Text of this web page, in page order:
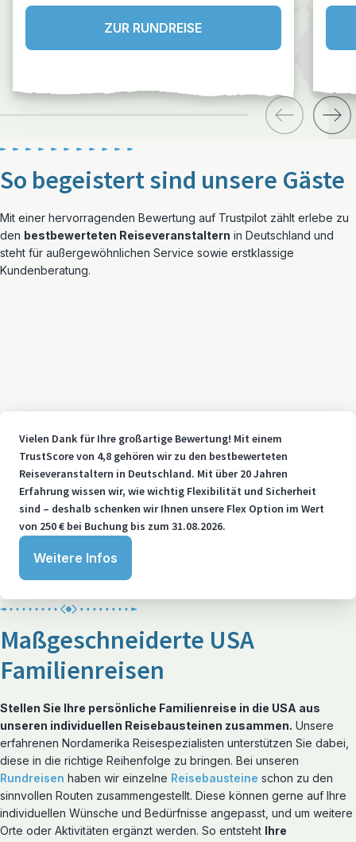
ZUR RUNDREISE
So begeistert sind unsere Gäste
Mit einer hervorragenden Bewertung auf Trustpilot zählt erlebe zu
den bestbewerteten Reiseveranstaltern in Deutschland und
steht für außergewöhnlichen Service sowie erstklassige
Kundenberatung.
Vielen Dank für Ihre großartige Bewertung! Mit einem
TrustScore von 4,8 gehören wir zu den bestbewerteten
Reiseveranstaltern in Deutschland. Mit über 20 Jahren
Erfahrung wissen wir, wie wichtig Flexibilität und Sicherheit
sind – deshalb schenken wir Ihnen unsere Flex Option im Wert
von 250 € bei Buchung bis zum 31.08.2026.
Weitere Infos
Maßgeschneiderte USA
Familienreisen
Stellen Sie Ihre persönliche Familienreise in die USA aus
unseren individuellen Reisebausteinen zusammen. Unsere
erfahrenen Nordamerika Reisespezialisten unterstützen Sie dabei,
diese in die richtige Reihenfolge zu bringen. Bei unseren
Rundreisen haben wir einzelne Reisebausteine schon zu den
sinnvollen Routen zusammengestellt. Diese können gerne auf Ihre
individuellen Wünsche und Bedürfnisse angepasst, und um weitere
Orte oder Aktivitäten ergänzt werden. So entsteht Ihre
Reiserouten entdecken